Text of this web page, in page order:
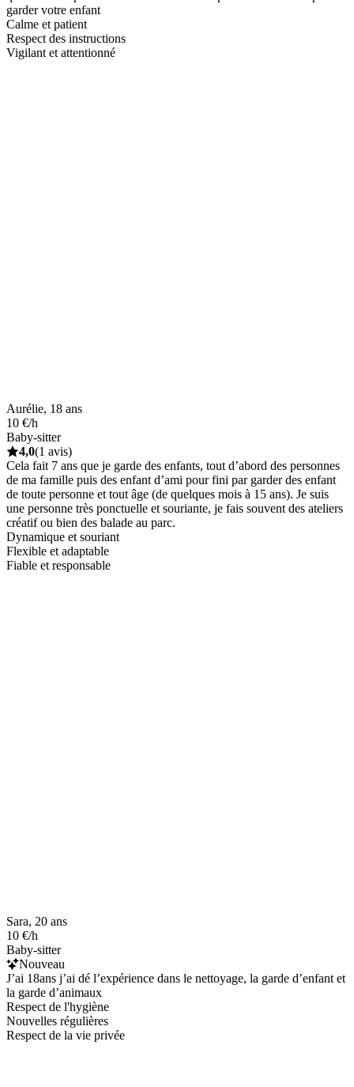
garder votre enfant
Calme et patient
Respect des instructions
Vigilant et attentionné
Aurélie, 18 ans
10 €/h
Baby-sitter
4,0(1 avis)
Cela fait 7 ans que je garde des enfants, tout d’abord des personnes
de ma famille puis des enfant d’ami pour fini par garder des enfant
de toute personne et tout âge (de quelques mois à 15 ans). Je suis
une personne très ponctuelle et souriante, je fais souvent des ateliers
créatif ou bien des balade au parc.
Dynamique et souriant
Flexible et adaptable
Fiable et responsable
Sara, 20 ans
10 €/h
Baby-sitter
Nouveau
J’ai 18ans j’ai dé l’expérience dans le nettoyage, la garde d’enfant et
la garde d’animaux
Respect de l'hygiène
Nouvelles régulières
Respect de la vie privée